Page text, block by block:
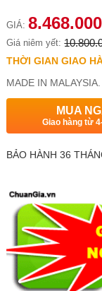
GIÁ:
Giá niêm yết:
THỜI GIAN GIAO
MADE IN MALAYSIA.
MUA
Giao hàng từ
BẢO HÀNH 36